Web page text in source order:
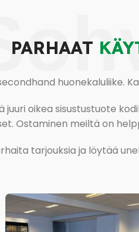
PARHAAT
huonekaluliike.
oikea sisustustuote
Ostaminen meiltä on
tarjouksia ja löytää